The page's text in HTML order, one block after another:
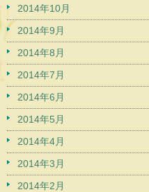
2014年10月
2014年9月
2014年8月
2014年7月
2014年6月
2014年5月
2014年4月
2014年3月
2014年2月